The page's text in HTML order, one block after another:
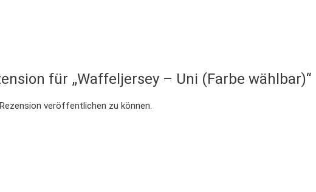
für „Waffeljersey – Uni (Farbe wählbar)“
veröffentlichen zu können.